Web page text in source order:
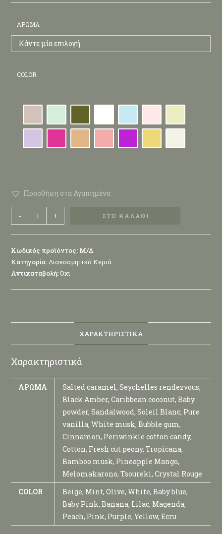
ΆΡΩΜΑ
Κάντε μία επιλογή
COLOR
Προσθήκη στα Αγαπημένα
- + ΣΤΟ ΚΑΛΆΘΙ
Κωδικός προϊόντος: Μ/Δ
Κατηγορία:Διακοσμητικά Κεριά
Αντικαταβολή:Όχι
ΧΑΡΑΚΤΗΡΙΣΤΙΚΆ
Χαρακτηριστικά
ΆΡΩΜΑ
Salted caramel, Seychelles rendezvous,
Black Amber, Caribbean coconut, Baby
powder, Sandalwood, Soleil Blanc, Pure
vanilla, White musk, Bubble gum,
Cinnamon, Periwinkle cotton candy,
Cotton, Fresh cut peony, Tropicana,
Bamboo musk, Pineapple Mango,
Melomakarono, Tsoureki, Crystal Rouge
COLOR
Beige, Mint, Olive, White, Baby blue,
Baby Pink, Banana, Lilac, Magenda,
Peach, Pink, Purple, Yellow, Ecru